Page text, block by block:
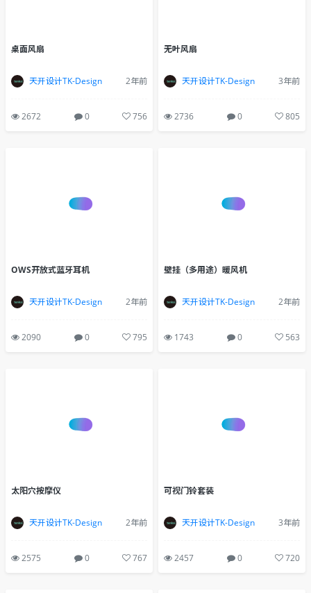
桌面风扇
天开设计TK-Design 2年前
2672 0 756
无叶风扇
天开设计TK-Design 3年前
2736 0 805
OWS开放式蓝牙耳机
天开设计TK-Design 2年前
2090 0 795
壁挂（多用途）暖风机
天开设计TK-Design 2年前
1743 0 563
太阳穴按摩仪
天开设计TK-Design 2年前
2575 0 767
可视门铃套装
天开设计TK-Design 3年前
2457 0 720